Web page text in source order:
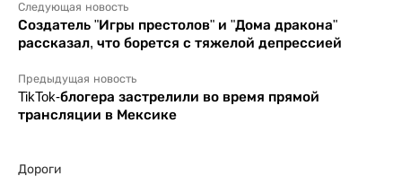
Следующая новость
Создатель "Игры престолов" и "Дома дракона"
рассказал, что борется с тяжелой депрессией
Предыдущая новость
TikTok-блогера застрелили во время прямой
трансляции в Мексике
Дороги